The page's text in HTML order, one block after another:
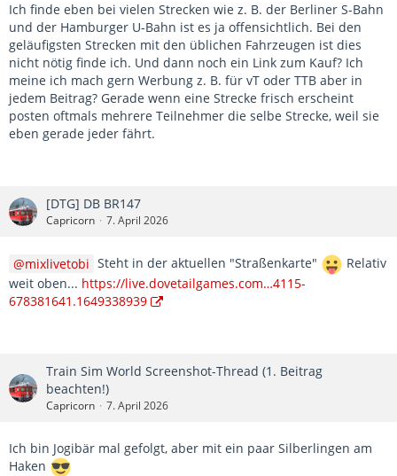
Ich finde eben bei vielen Strecken wie z. B. der Berliner S-Bahn
und der Hamburger U-Bahn ist es ja offensichtlich. Bei den
geläufigsten Strecken mit den üblichen Fahrzeugen ist dies
nicht nötig finde ich. Und dann noch ein Link zum Kauf? Ich
meine ich mach gern Werbung z. B. für vT oder TTB aber in
jedem Beitrag? Gerade wenn eine Strecke frisch erscheint
posten oftmals mehrere Teilnehmer die selbe Strecke, weil sie
eben gerade jeder fährt.
[DTG] DB BR147
Capricorn 7. April 2026
mixlivetobi Steht in der aktuellen "Straßenkarte"
Relativ
weit oben... https://live.dovetailgames.com…4115-
678381641.1649338939
Train Sim World Screenshot-Thread (1. Beitrag
beachten!)
Capricorn 7. April 2026
Ich bin Jogibär mal gefolgt, aber mit ein paar Silberlingen am
Haken